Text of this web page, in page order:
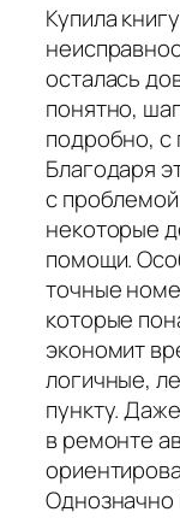
Купила
осталась
понятно,
подробно,
Благодаря
с
некоторые
помощи.
точные
которые
экономит
логичные,
пункту.
в ремонте
Однозначно